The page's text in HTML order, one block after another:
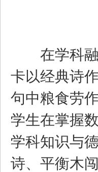
在学科融
卡以经典诗
句中粮食劳
学生在掌握
学科知识与
诗、平衡木